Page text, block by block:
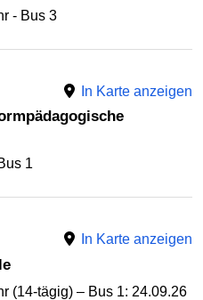
- Bus 3
In Karte anzeigen
1
In Karte anzeigen
(14-tägig) – Bus 1: 24.09.26